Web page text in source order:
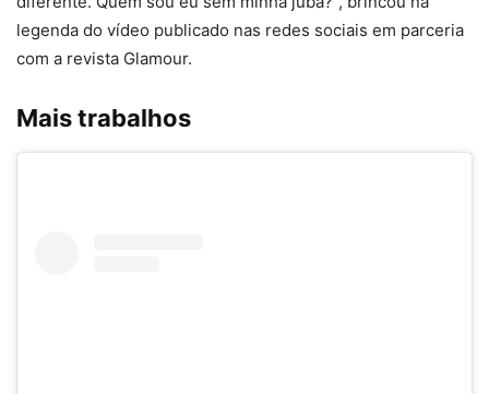
legenda do vídeo publicado nas redes sociais em parceria
com a revista Glamour.
Mais trabalhos